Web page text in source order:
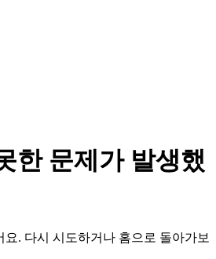
한 문제가 발생했
요. 다시 시도하거나 홈으로 돌아가보